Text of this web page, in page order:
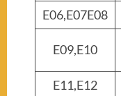
E06,E07E08
E09,E10
E11,E12